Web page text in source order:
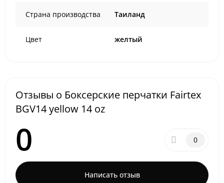
Страна производства Таиланд
Цвет желтый
Отзывы о Боксерские перчатки Fairtex
BGV14 yellow 14 oz
0 0
Написать отзыв